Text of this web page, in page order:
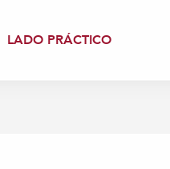
LADO PRÁCTICO